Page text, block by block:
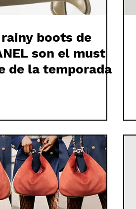
boots de
son el must
de la temporada